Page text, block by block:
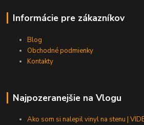
Informácie pre zákazníkov
Blog
Obchodné podmienky
Kontakty
Najpozeranejšie na Vlogu
Ako som si nalepil vinyl na stenu |